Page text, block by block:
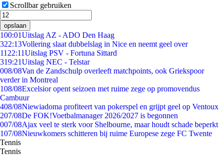
Scrollbar gebruiken
opslaan
100:01Uitslag AZ - ADO Den Haag
322:13Vollering slaat dubbelslag in Nice en neemt geel over
11 22:11Uitslag PSV - Fortuna Sittard
319:21Uitslag NEC - Telstar
008/08Van de Zandschulp overleeft matchpoints, ook Griekspoor
verder in Montreal
108/08Excelsior opent seizoen met ruime zege op promovendus
Cambuur
408/08Niewiadoma profiteert van pokerspel en grijpt geel op Ventoux
207/08De FOK!Voetbalmanager 2026/2027 is begonnen
007/08Ajax veel te sterk voor Shelbourne, maar houdt schade beperkt
107/08Nieuwkomers schitteren bij ruime Europese zege FC Twente
Tennis
Tennis